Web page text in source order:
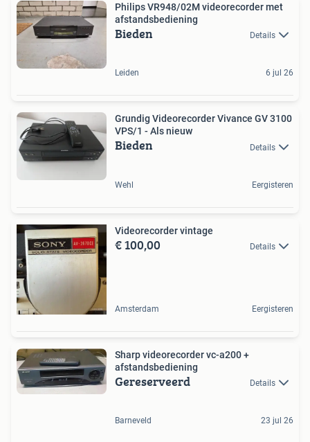
Philips VR948/02M videorecorder met
afstandsbediening
Bieden Details
Leiden 6 jul 26
Grundig Videorecorder Vivance GV 3100
VPS/1 - Als nieuw
Bieden Details
Wehl Eergisteren
Videorecorder vintage
€ 100,00 Details
Amsterdam Eergisteren
Sharp videorecorder vc-a200 +
afstandsbediening
Gereserveerd Details
Barneveld 23 jul 26